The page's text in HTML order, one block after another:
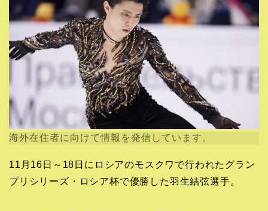
海外在住者に向けて情報を発信しています。
11月16日～18日にロシアのモスクワで行われたグラン
プリシリーズ・ロシア杯で優勝した羽生結弦選手。